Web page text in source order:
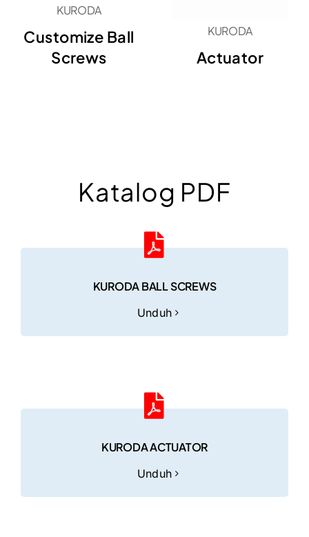
KURODA
Customize Ball
Screws
KURODA
Actuator
Katalog PDF
KURODA BALL SCREWS
Unduh
KURODA ACTUATOR
Unduh